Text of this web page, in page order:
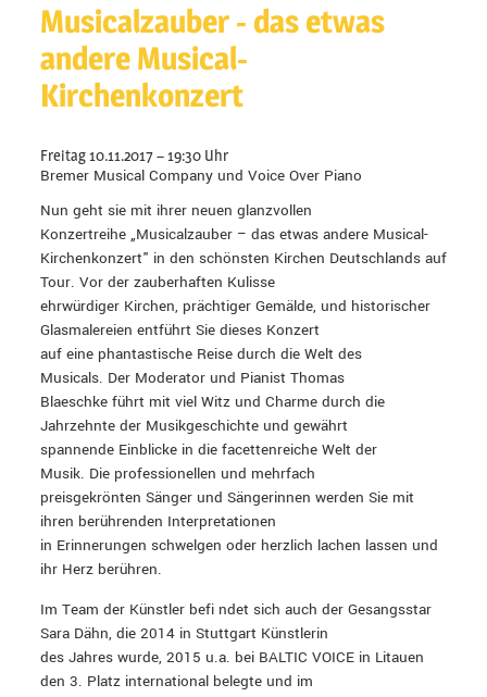
Musicalzauber - das etwas
andere Musical-
Kirchenkonzert
Freitag 10.11.2017 – 19:30 Uhr
Bremer Musical Company und Voice Over Piano
Nun geht sie mit ihrer neuen glanzvollen
Konzertreihe „Musicalzauber – das etwas andere Musical-
Kirchenkonzert" in den schönsten Kirchen Deutschlands auf
Tour. Vor der zauberhaften Kulisse
ehrwürdiger Kirchen, prächtiger Gemälde, und historischer
Glasmalereien entführt Sie dieses Konzert
auf eine phantastische Reise durch die Welt des
Musicals. Der Moderator und Pianist Thomas
Blaeschke führt mit viel Witz und Charme durch die
Jahrzehnte der Musikgeschichte und gewährt
spannende Einblicke in die facettenreiche Welt der
Musik. Die professionellen und mehrfach
preisgekrönten Sänger und Sängerinnen werden Sie mit
ihren berührenden Interpretationen
in Erinnerungen schwelgen oder herzlich lachen lassen und
ihr Herz berühren.
Im Team der Künstler befi ndet sich auch der Gesangsstar
Sara Dähn, die 2014 in Stuttgart Künstlerin
des Jahres wurde, 2015 u.a. bei BALTIC VOICE in Litauen
den 3. Platz international belegte und im